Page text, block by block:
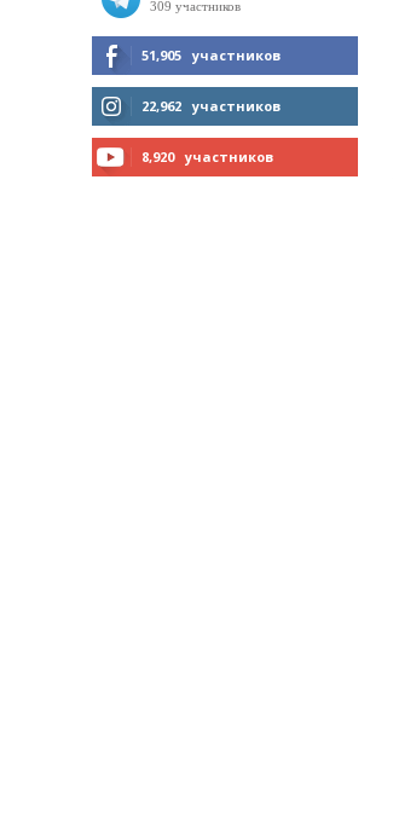
51,905 участников
МНЕ НРАВИТСЯ
22,962 участников
8,920 участников